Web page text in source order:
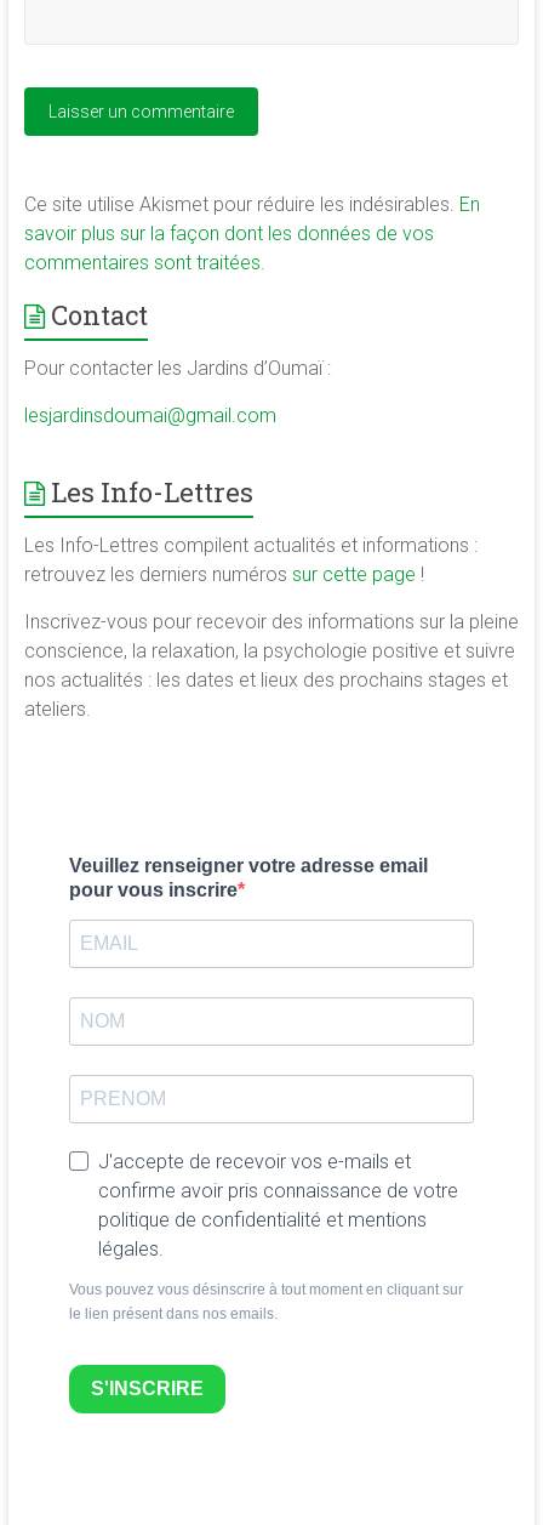
Ce site utilise Akismet pour réduire les indésirables. En
savoir plus sur la façon dont les données de vos
commentaires sont traitées
Contact
Pour contacter les Jardins d’Oumaï :
lesjardinsdoumai@gmail.com
Les Info-Lettres
Les Info-Lettres compilent actualités et informations :
retrouvez les derniers numéros sur cette page !
Inscrivez-vous pour recevoir des informations sur la pleine
conscience, la relaxation, la psychologie positive et suivre
nos actualités : les dates et lieux des prochains stages et
ateliers.
Veuillez renseigner votre adresse email
pour vous inscrire
J'accepte de recevoir vos e-mails et
confirme avoir pris connaissance de votre
politique de confidentialité et mentions
légales.
Vous pouvez vous désinscrire à tout moment en cliquant sur
le lien présent dans nos emails.
S'INSCRIRE